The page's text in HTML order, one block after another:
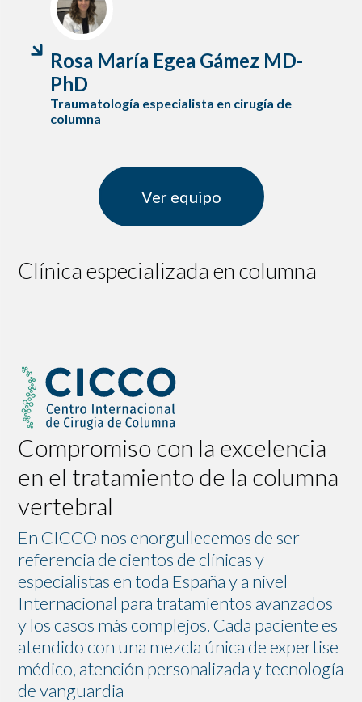
Rosa María Egea Gámez MD-
PhD
Traumatología especialista en cirugía de
columna
Ver equipo
Clínica especializada en columna
Compromiso con la excelencia
en el tratamiento de la columna
vertebral
En CICCO nos enorgullecemos de ser
referencia de cientos de clínicas y
especialistas en toda España y a nivel
Internacional para tratamientos avanzados
y los casos más complejos. Cada paciente es
atendido con una mezcla única de expertise
médico, atención personalizada y tecnología
de vanguardia